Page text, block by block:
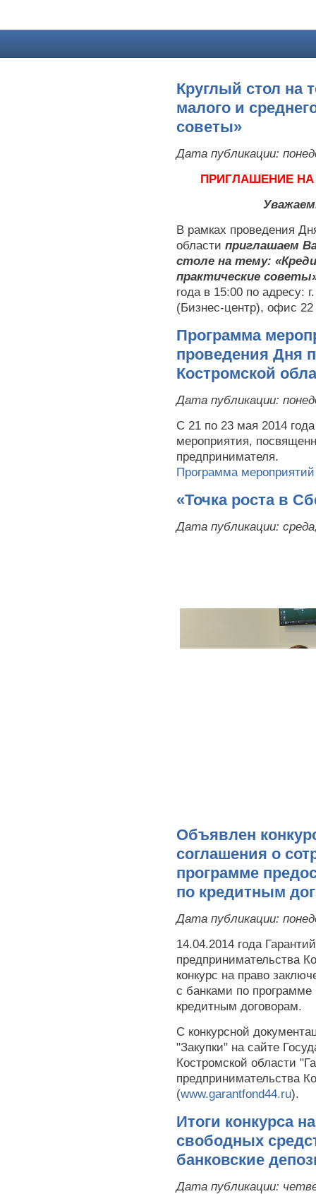
Круглый стол на
малого и
советы»
Дата публикации:
ПРИГЛАШЕНИЕ
В рамках проведения
области приглашаем
столе на тему:
практические
года в 15:00 по адресу:
(Бизнес-центр), офис 22
Программа
проведения Дня
Костромской
Дата публикации:
С 21 по 23 мая 2014
мероприятия,
предпринимателя.
Программа мероприятий
«Точка роста в
Дата публикации:
Объявлен
соглашения о
программе
по кредитным
Дата публикации:
14.04.2014 года
предпринимательства
конкурс на право
с банками по программе
кредитным договорам.
С конкурсной
"Закупки" на сайте
Костромской области
предпринимательства
(www.garantfond44.ru).
Итоги конкурса
свободных
банковские
Дата публикации: